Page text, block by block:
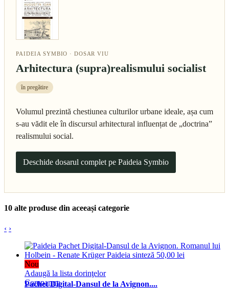
PAIDEIA SYMBIO · DOSAR VIU
Arhitectura (supra)realismului socialist
în pregătire
Volumul prezintă chestiunea culturilor urbane ideale, așa cum
s-au vădit ele în discursul arhitectural influențat de „doctrina”
realismului social.
Deschide dosarul complet pe Paideia Symbio
10 alte produse din aceeași categorie
‹ ›
Nou
Adaugă la lista dorinţelor
Comparare
Pachet Digital-Dansul de la Avignon....